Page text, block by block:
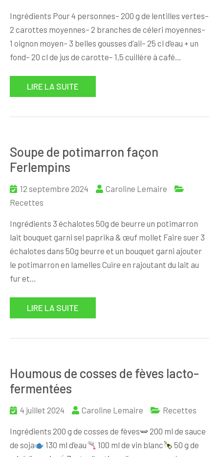
Ingrédients Pour 4 personnes– 200 g de lentilles vertes–
2 carottes moyennes– 2 branches de céleri moyennes–
1 oignon moyen– 3 belles gousses d’ail– 25 cl d’eau + un
fond– 20 cl de jus de carotte– 1,5 cuillère à café…
LIRE LA SUITE
Soupe de potimarron façon
Ferlempins
12 septembre 2024
Caroline Lemaire
Recettes
Ingrédients 3 échalotes 50g de beurre un potimarron
lait bouquet garni sel paprika & œuf mollet Faire suer 3
échalotes dans 50g beurre et un bouquet garni ajouter
le potimarron en lamelles Cuire en rajoutant du lait au
fur et…
LIRE LA SUITE
Houmous de cosses de fèves lacto-
fermentées
4 juillet 2024 Caroline Lemaire Recettes
Ingrédients 200 g de cosses de fèves🫛 200 ml de sauce
de soja
130 ml d’eau 100 ml de vin blanc
50 g de